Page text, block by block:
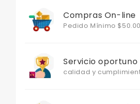
Compras On-line
Pedido Mínimo
Servicio oportuno
calidad y